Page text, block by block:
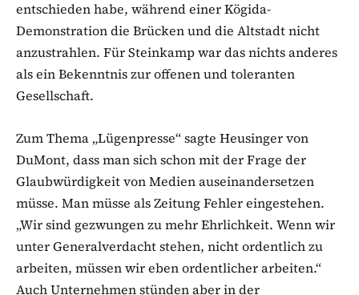
entschieden habe, während einer Kögida-
Demonstration die Brücken und die Altstadt nicht
anzustrahlen. Für Steinkamp war das nichts anderes
als ein Bekenntnis zur offenen und toleranten
Gesellschaft.
Zum Thema „Lügenpresse“ sagte Heusinger von
DuMont, dass man sich schon mit der Frage der
Glaubwürdigkeit von Medien auseinandersetzen
müsse. Man müsse als Zeitung Fehler eingestehen.
„Wir sind gezwungen zu mehr Ehrlichkeit. Wenn wir
unter Generalverdacht stehen, nicht ordentlich zu
arbeiten, müssen wir eben ordentlicher arbeiten.“
Auch Unternehmen stünden aber in der